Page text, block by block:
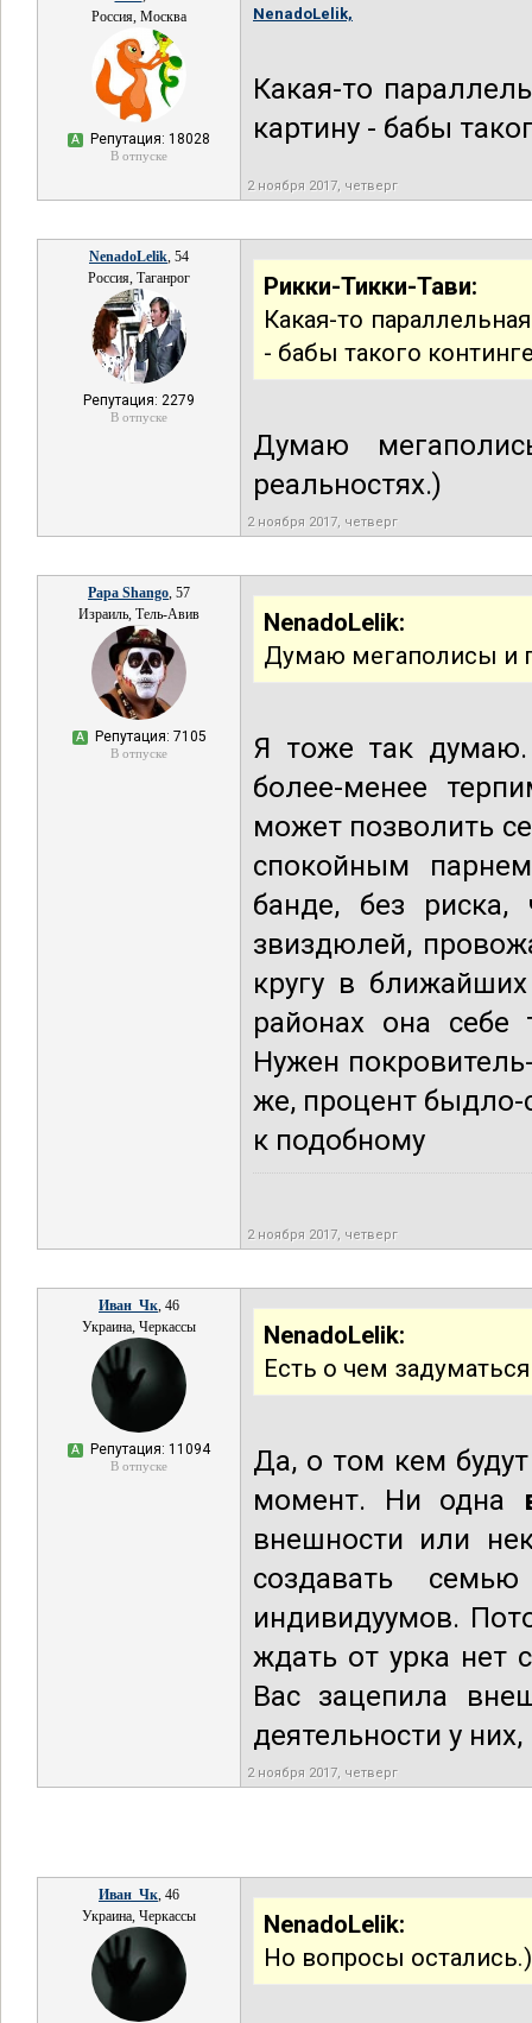
Россия, Москва
А Репутация: 18028
В отпуске
NenadoLelik,
Какая-то
картину - бабы
2 ноября 2017, четверг
NenadoLelik, 54
Россия, Таганрог
Репутация: 2279
В отпуске
Рикки-Тикки-Тави:
Какая-то
- бабы такого
Думаю
реальностях.)
2 ноября 2017, четверг
Papa Shango, 57
Израиль, Тель-Авив
А Репутация: 7105
В отпуске
NenadoLelik:
Думаю мегаполисы и
Я тоже так
более-менее
может позволить
спокойным
банде, без риска,
звиздюлей,
кругу в
районах она
Нужен
же, процент быдло-
к подобному
2 ноября 2017, четверг
Иван_Чк, 46
Украина, Черкассы
А Репутация: 11094
В отпуске
NenadoLelik:
Есть о чем
Да, о том кем
момент. Ни одна
внешности или
создавать
индивидуумов.
ждать от урка нет
Вас зацепила
деятельности у
2 ноября 2017, четверг
Иван_Чк, 46
Украина, Черкассы
NenadoLelik:
Но вопросы остались.)